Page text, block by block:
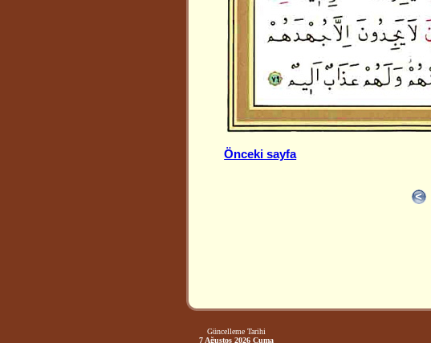
Önceki sayfa
Güncelleme Tarihi
7 Ağustos 2026 Cuma